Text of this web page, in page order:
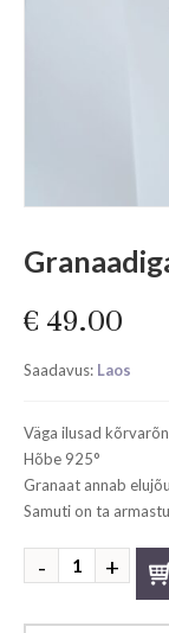
€ 49.00
Saadavus: Laos
Väga ilusad
Hõbe 925°
Granaat annab
Samuti on ta
Granaadiga
kõrvarõngad